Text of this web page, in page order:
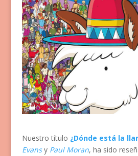
Nuestro título ¿Dónde está la
Evansy Paul Moran, ha sido